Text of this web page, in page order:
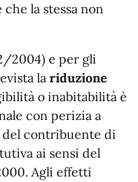
la stessa non
2004) e per gli
la riduzione
o inabitabilità è
con perizia a
contribuente di
ai sensi del
Agli effetti